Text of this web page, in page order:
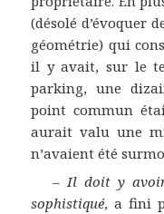
(désolé d’évoquer
géométrie) qui
il y avait, sur le
parking, une
point commun
aurait valu une
n’avaient été
–Il doit y avoir
sophistiqué, a fini